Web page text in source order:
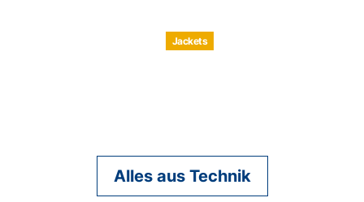
Jackets
Alles aus Technik